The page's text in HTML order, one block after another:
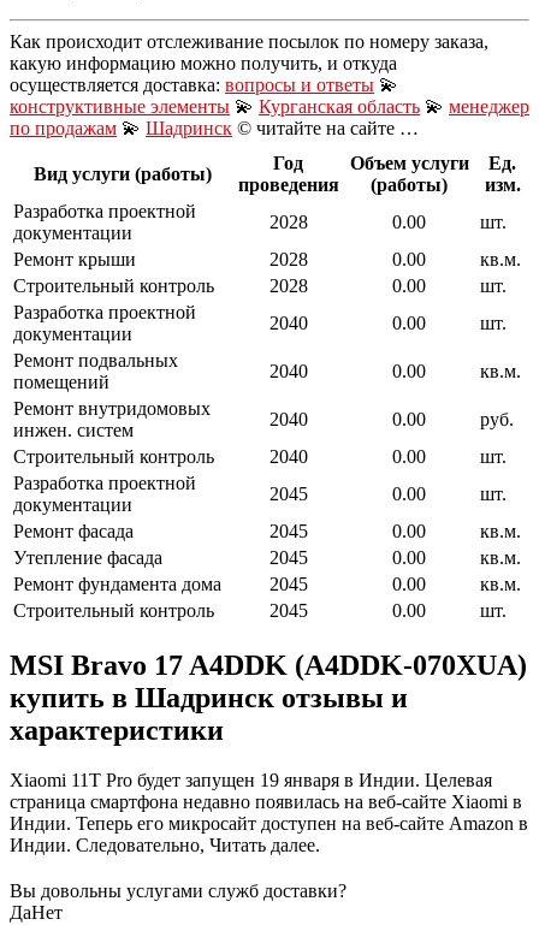
Как происходит отслеживание посылок по номеру заказа,
какую информацию можно получить, и откуда
осуществляется доставка: вопросы и ответы 💫
конструктивные элементы 💫 Курганская область 💫 менеджер
по продажам 💫 Шадринск © читайте на сайте …
Вид услуги (работы)
Год
проведения
Объем услуги
(работы)
Ед.
изм.
Разработка проектной
документации
2028 0.00
шт.
Ремонт крыши
2028 0.00
кв.м.
Строительный контроль
2028 0.00
шт.
Разработка проектной
документации
2040 0.00
шт.
Ремонт подвальных
помещений
2040 0.00
кв.м.
Ремонт внутридомовых
инжен. систем
2040 0.00
руб.
Строительный контроль
2040 0.00
шт.
Разработка проектной
документации
2045 0.00
шт.
Ремонт фасада
2045 0.00
кв.м.
Утепление фасада
2045 0.00
кв.м.
Ремонт фундамента дома
2045 0.00
кв.м.
Строительный контроль
2045 0.00 шт.
MSI Bravo 17 A4DDK (A4DDK-070XUA)
купить в Шадринск отзывы и
характеристики
Xiaomi 11T Pro будет запущен 19 января в Индии. Целевая
страница смартфона недавно появилась на веб-сайте Xiaomi в
Индии. Теперь его микросайт доступен на веб-сайте Amazon в
Индии. Следовательно, Читать далее.
Вы довольны услугами служб доставки?
ДаНет